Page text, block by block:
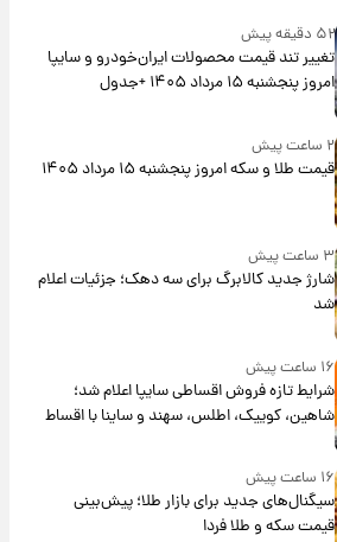
۵۲ دقیقه پیش
تغییر تند قیمت محصولات ایران‌خودرو و سایپا
امروز پنجشنبه ۱۵ مرداد ۱۴۰۵ +جدول
۲ ساعت پیش
قیمت طلا و سکه امروز پنجشنبه ۱۵ مرداد ۱۴۰۵
۳ ساعت پیش
شارژ جدید کالابرگ برای سه دهک؛ جزئیات اعلام
شد
۱۶ ساعت پیش
شرایط تازه فروش اقساطی سایپا اعلام شد؛
شاهین، کوییک، اطلس، سهند و ساینا با اقساط
بلندمدت + جدول
۱۶ ساعت پیش
سیگنال‌های جدید برای بازار طلا؛ پیش‌بینی
قیمت سکه و طلا فردا